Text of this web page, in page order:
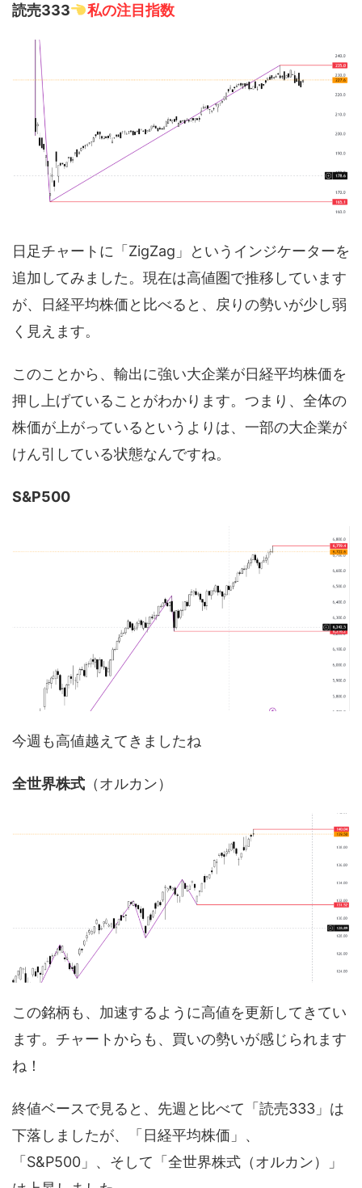
読売333 私の注目指数
日足チャートに「ZigZag」というインジケーターを
追加してみました。現在は高値圏で推移しています
が、日経平均株価と比べると、戻りの勢いが少し弱
く見えます。
このことから、輸出に強い大企業が日経平均株価を
押し上げていることがわかります。つまり、全体の
株価が上がっているというよりは、一部の大企業が
けん引している状態なんですね。
S&P500
今週も高値越えてきましたね
全世界株式 （オルカン）
この銘柄も、加速するように高値を更新してきてい
ます。チャートからも、買いの勢いが感じられます
ね！
終値ベースで見ると、先週と比べて「読売333」は
下落しましたが、「日経平均株価」、
「S&P500」、そして「全世界株式（オルカン）」